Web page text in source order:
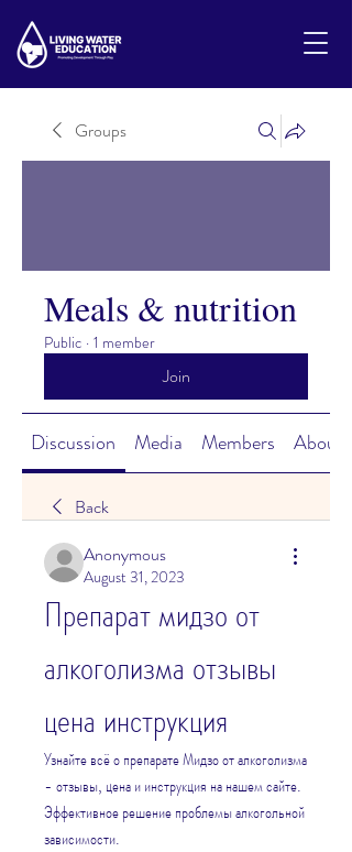
Groups
Meals & nutrition
Public · 1 member
Join
Discussion Media Members About
Back
Anonymous
August 31, 2023
Препарат мидзо от
алкоголизма отзывы
цена инструкция
Узнайте всё о препарате Мидзо от алкоголизма
- отзывы, цена и инструкция на нашем сайте.
Эффективное решение проблемы алкогольной
зависимости.